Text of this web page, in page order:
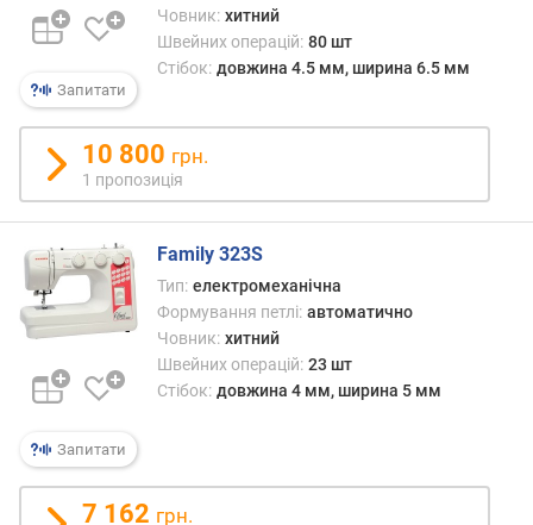
ю
п
о
з
и
ц
і
й
к
і
л
к
і
с
т
Запитати
Човник: хитний
Швейних операцій: 80 шт
Стібок: довжина 4.5 мм, ширина 6.5 мм
10 800 грн.
1 пропозиція
Запитати
Family 323S
Тип: електромеханічна
Формування петлі: автоматично
Човник: хитний
Швейних операцій: 23 шт
Стібок: довжина 4 мм, ширина 5 мм
7 162 грн.